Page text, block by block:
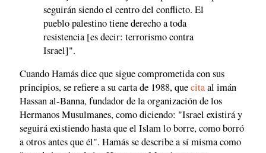
seguirán siendo el centro del conflicto. El
pueblo palestino tiene derecho a toda
resistencia [es decir: terrorismo contra
Israel]".
Cuando Hamás dice que sigue comprometida con sus
principios, se refiere a su carta de 1988, quecitaal imán
Hassan al-Banna, fundador de la organización de los
Hermanos Musulmanes, como diciendo: "Israel existirá y
seguirá existiendo hasta que el Islam lo borre, como borró
a otros antes que él". Hamás se describe a sí misma como